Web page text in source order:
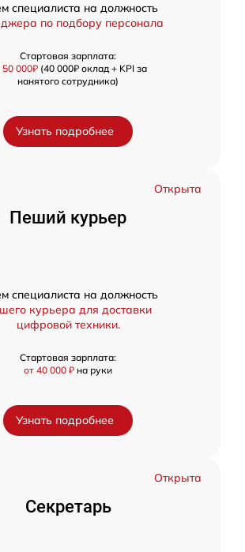
специалиста на должность
по подбору персонала
Стартовая зарплата:
50 000₽(40 000₽ оклад + KPI за
нанятого сотрудника)
Узнать подробнее
Открыта
Пеший курьер
специалиста на должность
курьера для доставки
цифровой техники.
Стартовая зарплата:
от 40 000 ₽ на руки
Узнать подробнее
Открыта
Секретарь